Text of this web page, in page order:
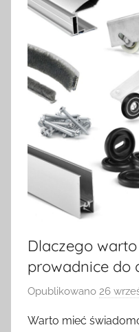
Dlaczego
prowadnice do
Opublikowano 26
Warto mieć